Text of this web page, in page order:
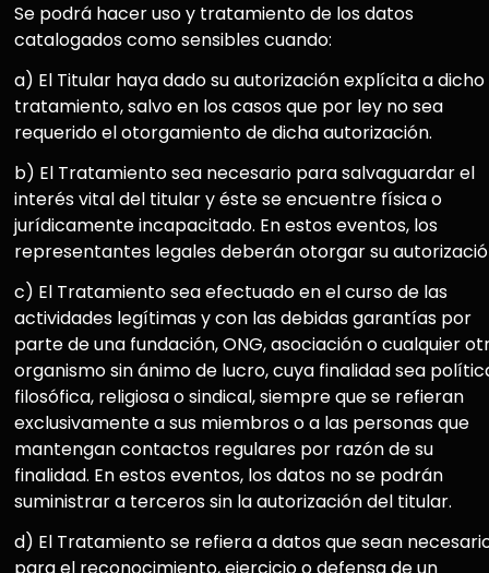
Se podrá hacer uso y tratamiento de los datos
catalogados como sensibles cuando:
a) El Titular haya dado su autorización explícita a dicho
tratamiento, salvo en los casos que por ley no sea
requerido el otorgamiento de dicha autorización.
b) El Tratamiento sea necesario para salvaguardar el
interés vital del titular y éste se encuentre física o
jurídicamente incapacitado. En estos eventos, los
representantes legales deberán otorgar su
c) El Tratamiento sea efectuado en el curso de las
actividades legítimas y con las debidas garantías por
parte de una fundación, ONG, asociación o cualquier
organismo sin ánimo de lucro, cuya finalidad sea
filosófica, religiosa o sindical, siempre que se refieran
exclusivamente a sus miembros o a las personas que
mantengan contactos regulares por razón de su
finalidad. En estos eventos, los datos no se podrán
suministrar a terceros sin la autorización del titular.
d) El Tratamiento se refiera a datos que sean